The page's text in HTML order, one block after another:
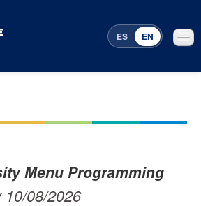
ES EN
Menu Programming
10/08/2026